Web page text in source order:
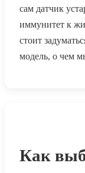
сам датчик
иммунитет к
стоит
модель, о чем
Как